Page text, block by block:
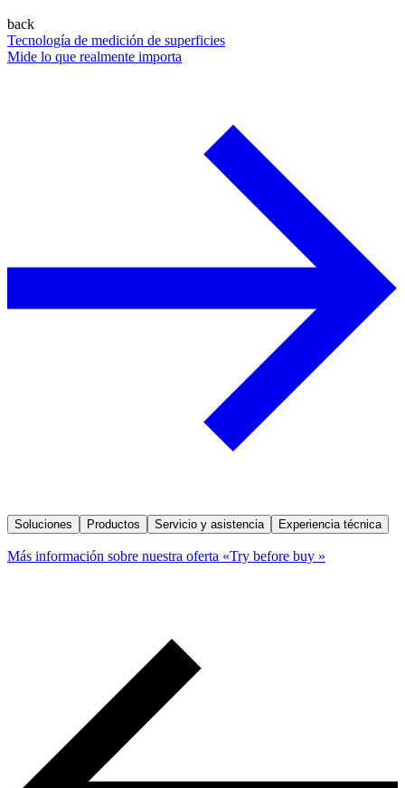
back
Tecnología de medición de superficies
Mide lo que realmente importa
Soluciones Productos Servicio y asistencia Experiencia técnica
Más información sobre nuestra oferta «Try before buy »